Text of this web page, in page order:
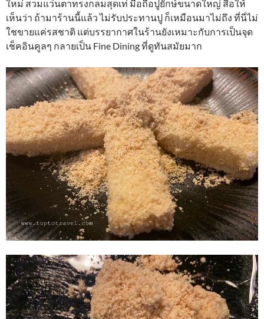
ใหม่ สวมแว่นตาทรงกลมสุดเท่ มือถือปูยักษ์ขนาดใหญ่ สื่อให้
เห็นว่า ถ้ามาร้านนี้แล้ว ไม่รับประทานปู ก็เหมือนมาไม่ถึง ที่นี่ไม่
ใชขายแค่รสชาติ แต่บรรยากาศในร้านยังเหมาะกับการเป็นจุด
เช็คอินคูลๆ กลายเป็น Fine Dining ที่ดูทันสมัยมาก